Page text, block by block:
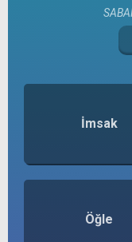
İmsak
Öğle